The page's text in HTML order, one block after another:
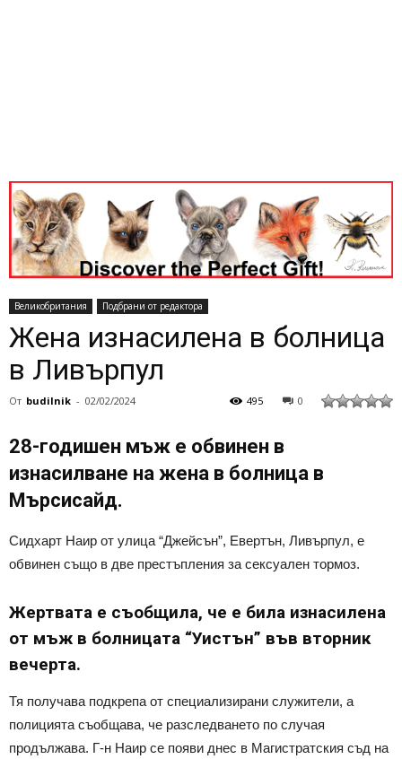
Великобритания Подбрани от редактора
Жена изнасилена в болница
в Ливърпул
От budilnik - 02/02/2024 0
495
28-годишен мъж е обвинен в
изнасилване на жена в болница в
Мърсисайд.
Сидхарт Наир от улица “Джейсън”, Евертън, Ливърпул, е
обвинен също в две престъпления за сексуален тормоз.
Жертвата е съобщила, че е била изнасилена
от мъж в болницата “Уистън” във вторник
вечерта.
Тя получава подкрепа от специализирани служители, а
полицията съобщава, че разследването по случая
продължава. Г-н Наир се появи днес в Магистратския съд на